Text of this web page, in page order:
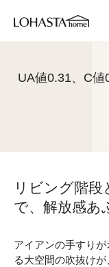
UA値0.31、C値
リビング階
で、解放感あ
アイアンの手すり
る大空間の吹抜け